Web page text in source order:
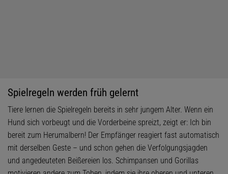
Spielregeln werden früh gelernt
Tiere lernen die Spielregeln bereits in sehr jungem Alter. Wenn ein
Hund sich vorbeugt und die Vorderbeine spreizt, zeigt er: Ich bin
bereit zum Herumalbern! Der Empfänger reagiert fast automatisch
mit derselben Geste – und schon gehen die Verfolgungsjagden
und angedeuteten Beißereien los. Schimpansen und Gorillas